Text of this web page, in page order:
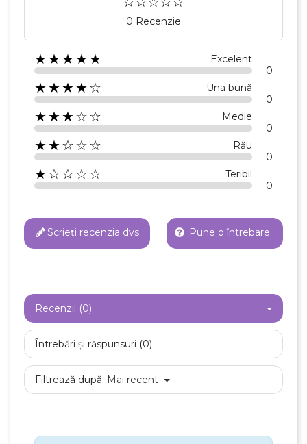
0 Recenzie
★★★★★ Excelent
0
★★★★☆ Una bună
0
★★★☆☆ Medie
0
★★☆☆☆ Rău
0
★☆☆☆☆ Teribil
0
Scrieți recenzia dvs Pune o întrebare
Recenzii (0)
Întrebări și răspunsuri (0)
Filtrează după: Mai recent
Anuleaza
Creeaza o lista de dorinte